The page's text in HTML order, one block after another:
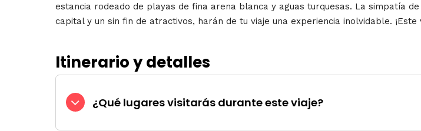
estancia rodeado de playas de fina arena blanca y aguas turquesas. La simpatía
capital y un sin fin de atractivos, harán de tu viaje una experiencia inolvidable. ¡Este
Itinerario y detalles
¿Qué lugares visitarás durante este viaje?